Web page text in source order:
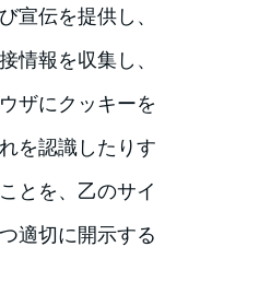
宣伝を提供し、
情報を収集し、
ザにクッキーを
を認識したりす
とを、乙のサイ
適切に開示する